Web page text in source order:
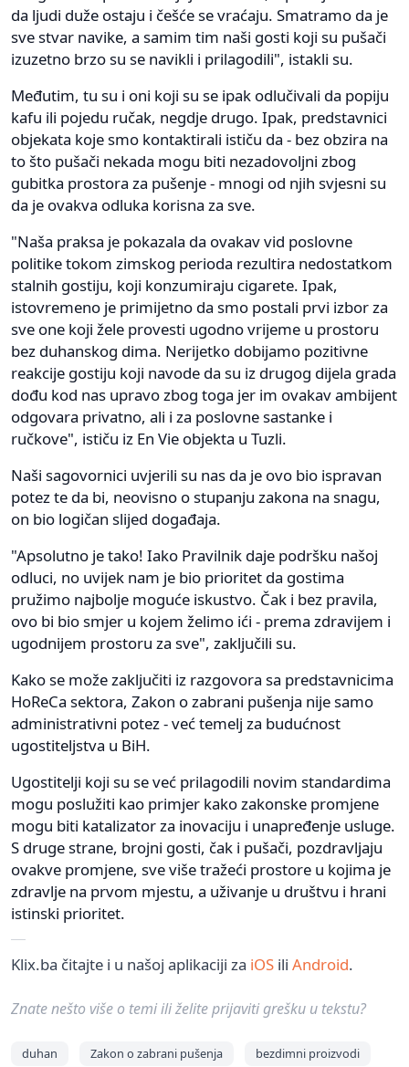
da ljudi duže ostaju i češće se vraćaju. Smatramo da je
sve stvar navike, a samim tim naši gosti koji su pušači
izuzetno brzo su se navikli i prilagodili", istakli su.
Međutim, tu su i oni koji su se ipak odlučivali da popiju
kafu ili pojedu ručak, negdje drugo. Ipak, predstavnici
objekata koje smo kontaktirali ističu da - bez obzira na
to što pušači nekada mogu biti nezadovoljni zbog
gubitka prostora za pušenje - mnogi od njih svjesni su
da je ovakva odluka korisna za sve.
"Naša praksa je pokazala da ovakav vid poslovne
politike tokom zimskog perioda rezultira nedostatkom
stalnih gostiju, koji konzumiraju cigarete. Ipak,
istovremeno je primijetno da smo postali prvi izbor za
sve one koji žele provesti ugodno vrijeme u prostoru
bez duhanskog dima. Nerijetko dobijamo pozitivne
reakcije gostiju koji navode da su iz drugog dijela grada
dođu kod nas upravo zbog toga jer im ovakav ambijent
odgovara privatno, ali i za poslovne sastanke i
ručkove", ističu iz En Vie objekta u Tuzli.
Naši sagovornici uvjerili su nas da je ovo bio ispravan
potez te da bi, neovisno o stupanju zakona na snagu,
on bio logičan slijed događaja.
"Apsolutno je tako! Iako Pravilnik daje podršku našoj
odluci, no uvijek nam je bio prioritet da gostima
pružimo najbolje moguće iskustvo. Čak i bez pravila,
ovo bi bio smjer u kojem želimo ići - prema zdravijem i
ugodnijem prostoru za sve", zaključili su.
Kako se može zaključiti iz razgovora sa predstavnicima
HoReCa sektora, Zakon o zabrani pušenja nije samo
administrativni potez - već temelj za budućnost
ugostiteljstva u BiH.
Ugostitelji koji su se već prilagodili novim standardima
mogu poslužiti kao primjer kako zakonske promjene
mogu biti katalizator za inovaciju i unapređenje usluge.
S druge strane, brojni gosti, čak i pušači, pozdravljaju
ovakve promjene, sve više tražeći prostore u kojima je
zdravlje na prvom mjestu, a uživanje u društvu i hrani
istinski prioritet.
Klix.ba čitajte i u našoj aplikaciji za iOS ili Android.
Znate nešto više o temi ili želite prijaviti grešku u tekstu?
duhan Zakon o zabrani pušenja
bezdimni proizvodi